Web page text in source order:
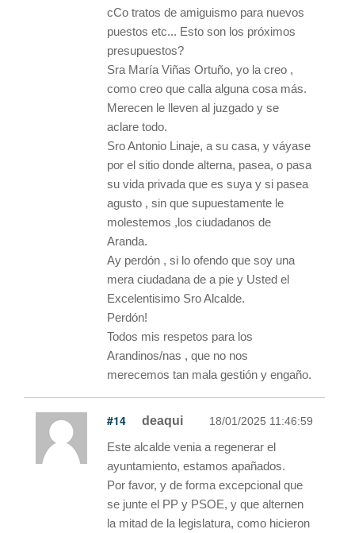
cCo tratos de amiguismo para nuevos
puestos etc... Esto son los próximos
presupuestos?
Sra María Viñas Ortuño, yo la creo ,
como creo que calla alguna cosa más.
Merecen le lleven al juzgado y se
aclare todo.
Sro Antonio Linaje, a su casa, y váyase
por el sitio donde alterna, pasea, o pasa
su vida privada que es suya y si pasea
agusto , sin que supuestamente le
molestemos ,los ciudadanos de
Aranda.
Ay perdón , si lo ofendo que soy una
mera ciudadana de a pie y Usted el
Excelentisimo Sro Alcalde.
Perdón!
Todos mis respetos para los
Arandinos/nas , que no nos
merecemos tan mala gestión y engaño.
#14 deaqui 18/01/2025 11:46:59
Este alcalde venia a regenerar el
ayuntamiento, estamos apañados.
Por favor, y de forma excepcional que
se junte el PP y PSOE, y que alternen
la mitad de la legislatura, como hicieron